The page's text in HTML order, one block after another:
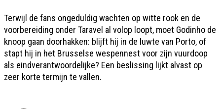
Terwijl de fans ongeduldig wachten op witte rook en de
voorbereiding onder Taravel al volop loopt, moet Godinho de
knoop gaan doorhakken: blijft hij in de luwte van Porto, of
stapt hij in het Brusselse wespennest voor zijn vuurdoop
als eindverantwoordelijke? Een beslissing lijkt alvast op
zeer korte termijn te vallen.